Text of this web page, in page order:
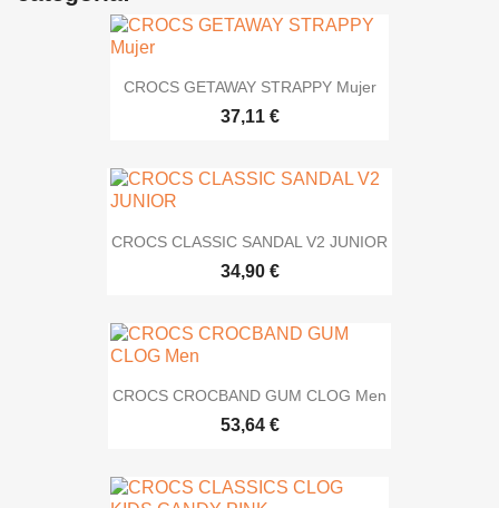
CROCS GETAWAY STRAPPY Mujer
37,11 €
CROCS CLASSIC SANDAL V2 JUNIOR
34,90 €
CROCS CROCBAND GUM CLOG Men
53,64 €